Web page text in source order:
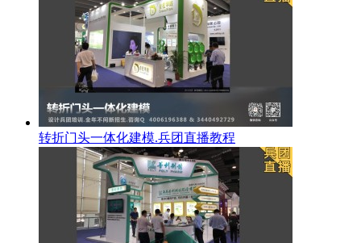
转折门头一体化建模.兵团直播教程